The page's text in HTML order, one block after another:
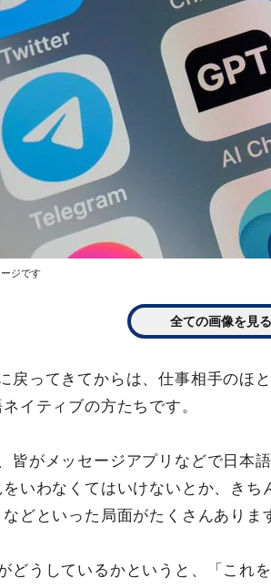
ジです
全ての画像を見る
戻ってきてからは、仕事相手のほ
イティブの方たちです。
皆がメッセージアプリなどで日本
をいわなくてはいけないとか、き
どといった局面がたくさんありま
どうしているかというと、「これ